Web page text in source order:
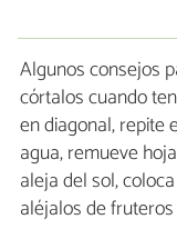
Algunos consejos
córtalos cuando
en diagonal, repite
agua, remueve
aleja del sol,
aléjalos de